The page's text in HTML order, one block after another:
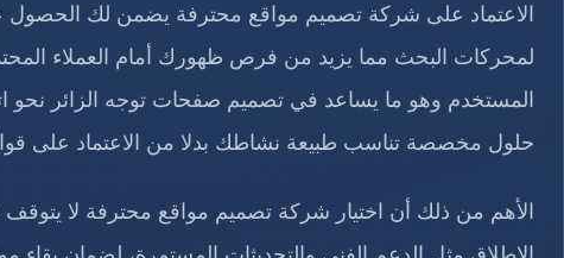
الاعتماد على شركة تصميم مواقع محترفة يضمن لك الحصول
لمحركات البحث مما يزيد من فرص ظهورك أمام العملاء
المستخدم وهو ما يساعد في تصميم صفحات توجه الزائر نحو
حلول مخصصة تناسب طبيعة نشاطك بدلا من الاعتماد على
الأهم من ذلك أن اختيار شركة تصميم مواقع محترفة لا